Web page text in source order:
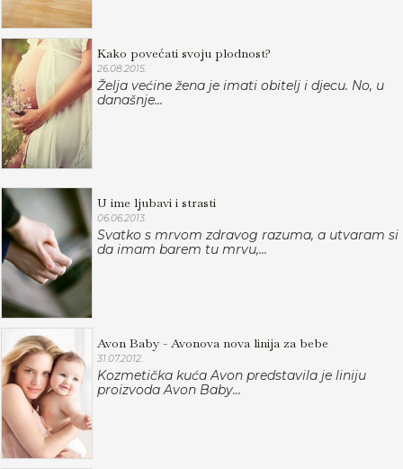
Kako povećati svoju plodnost?
26.08.2015.
Želja većine žena je imati obitelj i djecu. No, u
današnje...
U ime ljubavi i strasti
06.06.2013.
Svatko s mrvom zdravog razuma, a utvaram si
da imam barem tu mrvu,...
Avon Baby - Avonova nova linija za bebe
31.07.2012.
Kozmetička kuća Avon predstavila je liniju
proizvoda Avon Baby...